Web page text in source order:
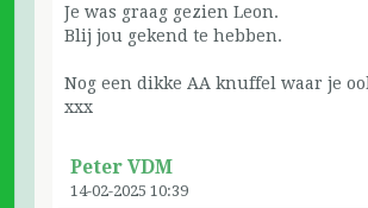
Je was graag gezien Leon.
Blij jou gekend te hebben.
Nog een dikke AA knuffel waar je
xxx
Peter VDM
14-02-2025 10:39